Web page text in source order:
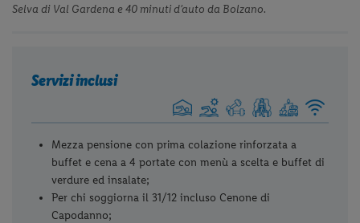
Selva di Val Gardena e 40 minuti d’auto da Bolzano.
Servizi inclusi
Mezza pensione con prima colazione rinforzata a
buffet e cena a 4 portate con menù a scelta e buffet di
verdure ed insalate;
Per chi soggiorna il 31/12 incluso Cenone di
Capodanno;